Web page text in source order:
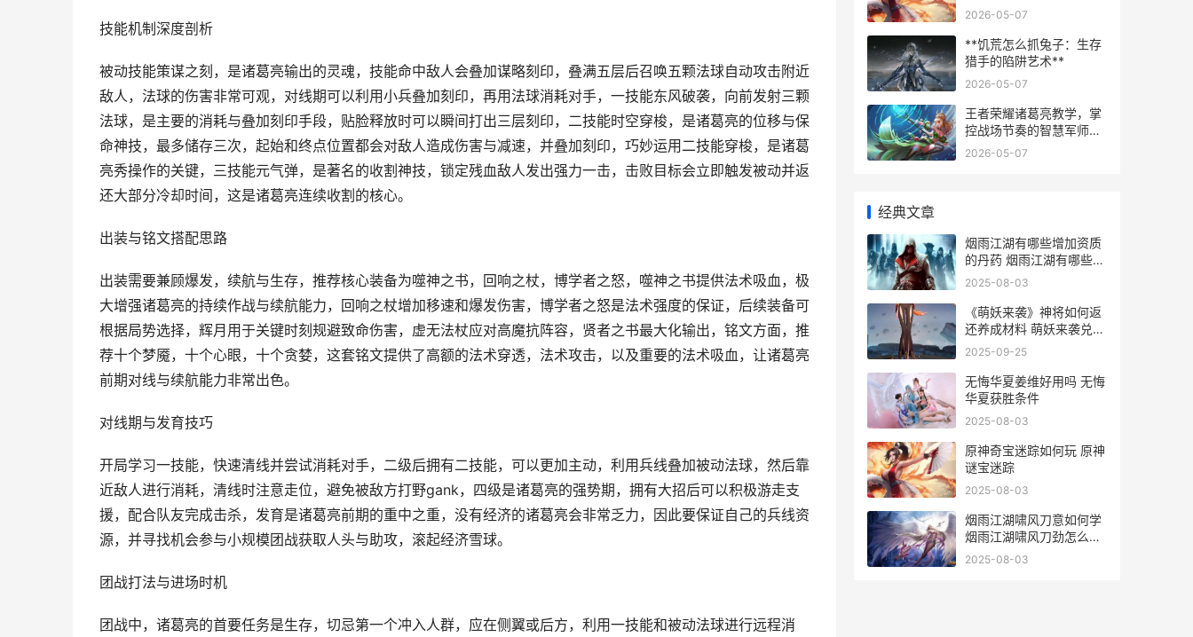
技能机制深度剖析
被动技能策谋之刻，是诸葛亮输出的灵魂，技能命中敌人会叠加谋略刻印，叠满五层后召唤五颗法球自动攻击附近
敌人，法球的伤害非常可观，对线期可以利用小兵叠加刻印，再用法球消耗对手，一技能东风破袭，向前发射三颗
法球，是主要的消耗与叠加刻印手段，贴脸释放时可以瞬间打出三层刻印，二技能时空穿梭，是诸葛亮的位移与保
命神技，最多储存三次，起始和终点位置都会对敌人造成伤害与减速，并叠加刻印，巧妙运用二技能穿梭，是诸葛
亮秀操作的关键，三技能元气弹，是著名的收割神技，锁定残血敌人发出强力一击，击败目标会立即触发被动并返
还大部分冷却时间，这是诸葛亮连续收割的核心。
出装与铭文搭配思路
出装需要兼顾爆发，续航与生存，推荐核心装备为噬神之书，回响之杖，博学者之怒，噬神之书提供法术吸血，极
大增强诸葛亮的持续作战与续航能力，回响之杖增加移速和爆发伤害，博学者之怒是法术强度的保证，后续装备可
根据局势选择，辉月用于关键时刻规避致命伤害，虚无法杖应对高魔抗阵容，贤者之书最大化输出，铭文方面，推
荐十个梦魇，十个心眼，十个贪婪，这套铭文提供了高额的法术穿透，法术攻击，以及重要的法术吸血，让诸葛亮
前期对线与续航能力非常出色。
对线期与发育技巧
开局学习一技能，快速清线并尝试消耗对手，二级后拥有二技能，可以更加主动，利用兵线叠加被动法球，然后靠
近敌人进行消耗，清线时注意走位，避免被敌方打野gank，四级是诸葛亮的强势期，拥有大招后可以积极游走支
援，配合队友完成击杀，发育是诸葛亮前期的重中之重，没有经济的诸葛亮会非常乏力，因此要保证自己的兵线资
源，并寻找机会参与小规模团战获取人头与助攻，滚起经济雪球。
团战打法与进场时机
团战中，诸葛亮的首要任务是生存，切忌第一个冲入人群，应在侧翼或后方，利用一技能和被动法球进行远程消
2026-05-07
**饥荒怎么抓兔子：生存
猎手的陷阱艺术**
2026-05-07
王者荣耀诸葛亮教学，掌
控战场节奏的智慧军师副
标题，运筹帷幄决胜千里
2026-05-07
经典文章
烟雨江湖有哪些增加资质
的丹药 烟雨江湖有哪些秘
技
2025-08-03
《萌妖来袭》神将如何返
还养成材料 萌妖来袭兑换
码大全
2025-09-25
无悔华夏姜维好用吗 无悔
华夏获胜条件
2025-08-03
原神奇宝迷踪如何玩 原神
谜宝迷踪
2025-08-03
烟雨江湖啸风刀意如何学
烟雨江湖啸风刀劲怎么修
炼
2025-08-03